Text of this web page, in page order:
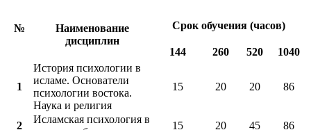
№
Наименование
дисциплин
Срок обучения (часов)
144 260 520 1040
1
История психологии в
исламе. Основатели
психологии востока.
Наука и религия
15 20 20 86
2
Исламская психология в
15 20 45 86